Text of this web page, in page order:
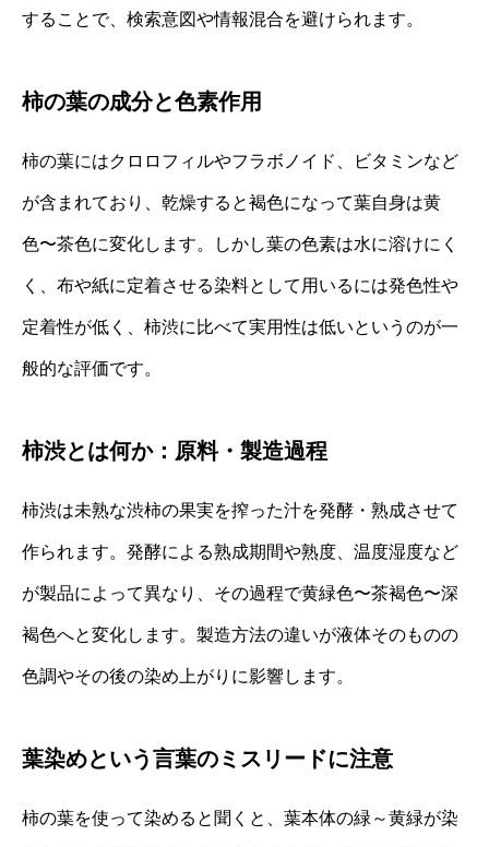
することで、検索意図や情報混合を避けられます。
柿の葉の成分と色素作用
柿の葉にはクロロフィルやフラボノイド、ビタミンなど
が含まれており、乾燥すると褐色になって葉自身は黄
色〜茶色に変化します。しかし葉の色素は水に溶けにく
く、布や紙に定着させる染料として用いるには発色性や
定着性が低く、柿渋に比べて実用性は低いというのが一
般的な評価です。
柿渋とは何か：原料・製造過程
柿渋は未熟な渋柿の果実を搾った汁を発酵・熟成させて
作られます。発酵による熟成期間や熟度、温度湿度など
が製品によって異なり、その過程で黄緑色〜茶褐色〜深
褐色へと変化します。製造方法の違いが液体そのものの
色調やその後の染め上がりに影響します。
葉染めという言葉のミスリードに注意
柿の葉を使って染めると聞くと、葉本体の緑～黄緑が染